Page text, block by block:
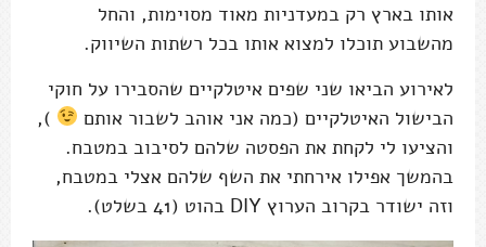
אותו בארץ רק במעדניות מאוד מסוימות, והחל
מהשבוע תוכלו למצוא אותו בכל רשתות השיווק.
לאירוע הביאו שני שפים איטלקיים שהסבירו על חוקי
הבישול האיטלקיים (כמה אני אוהב לשבור אותם
),
והציעו לי לקחת את הפסטה שלהם לסיבוב במטבח.
בהמשך אפילו אירחתי את השף שלהם אצלי במטבח,
וזה ישודר בקרוב הערוץ DIY בהוט (41 בשלט).